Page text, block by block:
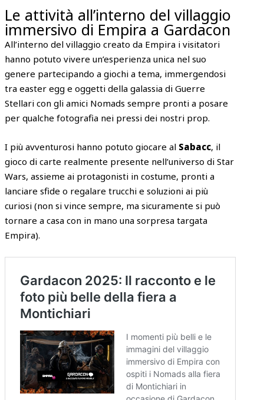
Le attività all’interno del villaggio
immersivo di Empira a Gardacon
All’interno del villaggio creato da Empira i visitatori
hanno potuto vivere un’esperienza unica nel suo
genere partecipando a giochi a tema, immergendosi
tra easter egg e oggetti della galassia di Guerre
Stellari con gli amici Nomads sempre pronti a posare
per qualche fotografia nei pressi dei nostri prop.
I più avventurosi hanno potuto giocare al Sabacc, il
gioco di carte realmente presente nell’universo di Star
Wars, assieme ai protagonisti in costume, pronti a
lanciare sfide o regalare trucchi e soluzioni ai più
curiosi (non si vince sempre, ma sicuramente si può
tornare a casa con in mano una sorpresa targata
Empira).